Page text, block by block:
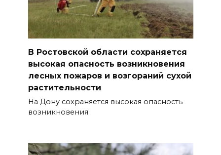
В Ростовской области сохраняется
высокая опасность возникновения
лесных пожаров и возгораний сухой
растительности
На Дону сохраняется высокая опасность
возникновения